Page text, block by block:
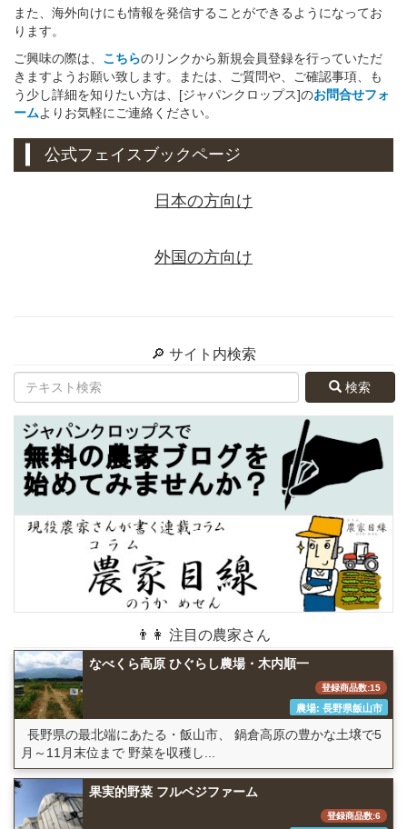
また、海外向けにも情報を発信することができるようになってお
ります。
ご興味の際は、 こちらのリンクから新規会員登録を行っていただ
きますようお願い致します。または、ご質問や、ご確認事項、も
う少し詳細を知りたい方は、[ジャパンクロップス]のお問合せフォ
ームよりお気軽にご連絡ください。
公式フェイスブックページ
日本の方向け
外国の方向け
🔎 サイト内検索
検索
👨👩 注目の農家さん
なべくら高原 ひぐらし農場・木内順一
登録商品数:15
農場: 長野県飯山市
長野県の最北端にあたる・飯山市、 鍋倉高原の豊かな土壌で5
月～11月末位まで 野菜を収穫し...
果実的野菜 フルベジファーム
登録商品数:6